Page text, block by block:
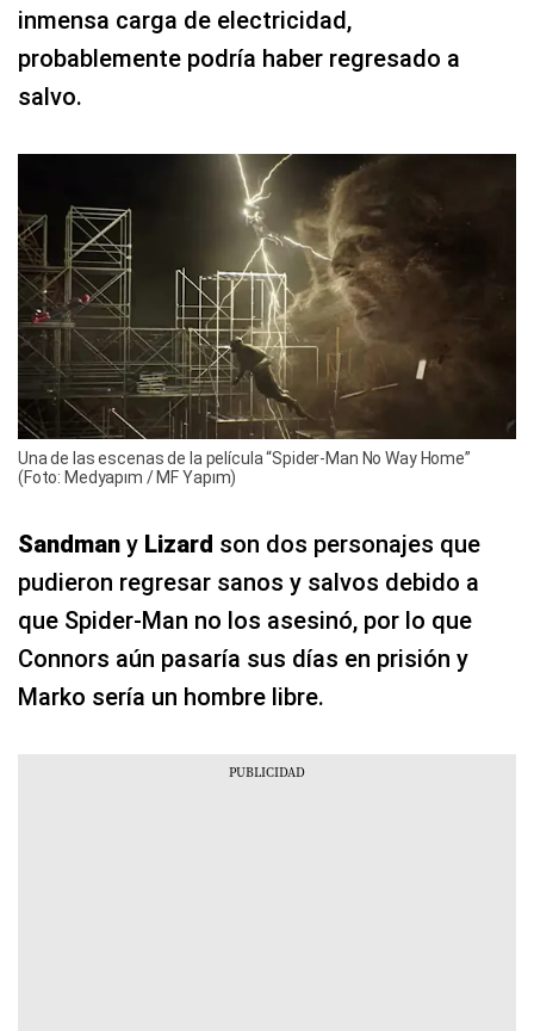
inmensa carga de electricidad,
probablemente podría haber regresado a
salvo.
Una de las escenas de la película “Spider-Man No Way Home”
(Foto: Medyapım / MF Yapım)
Sandman y Lizard son dos personajes que
pudieron regresar sanos y salvos debido a
que Spider-Man no los asesinó, por lo que
Connors aún pasaría sus días en prisión y
Marko sería un hombre libre.